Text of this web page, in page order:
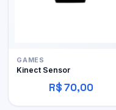
GAMES
Kinect Sensor
R$ 70,00